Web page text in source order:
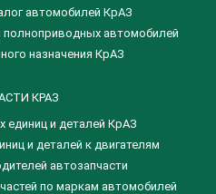
автомобилей КрАЗ
автомобилей
назначения КрАЗ
КРАЗ
единиц и деталей КрАЗ
и деталей к двигателям
автозапчасти
по маркам автомобилей